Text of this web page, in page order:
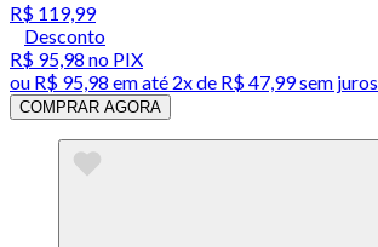
R$ 119,99
Desconto
R$ 95,98 no PIX
ou R$ 95,98 em até 2x de R$ 47,99 sem juros
COMPRAR AGORA